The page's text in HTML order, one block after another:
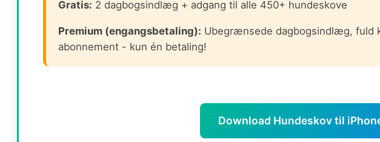
Gratis: 2 dagbogsindlæg + adgang til alle 450+ hundeskove
Premium (engangsbetaling): Ubegrænsede dagbogsindlæg, fuld
abonnement - kun én betaling!
Download Hundeskov til